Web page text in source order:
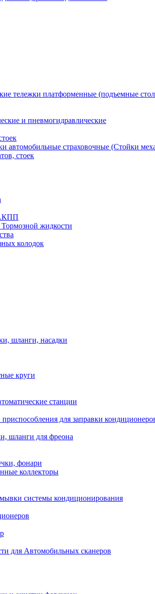
тележки платформенные (подъемные
и пневмогидравлические
автомобильные страховочные (Стойки
стоек
жидкости
колодок
шланги, насадки
круги
станции
для заправки
шланги для фреона
фонари
коллекторы
системы кондиционирования
для Автомобильных сканеров